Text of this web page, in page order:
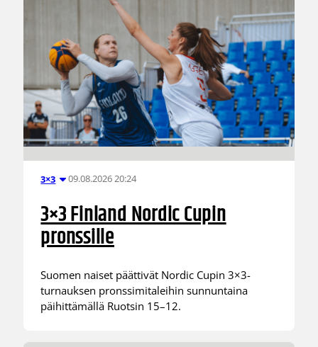
3×3 09.08.2026 20:24
3×3 Finland Nordic Cupin
pronssille
Suomen naiset päättivät Nordic Cupin 3×3-
turnauksen pronssimitaleihin sunnuntaina
päihittämällä Ruotsin 15–12.